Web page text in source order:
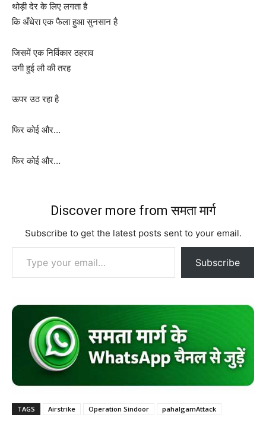
थोड़ी देर के लिए लगता है
कि अँधेरा एक फैला हुआ सुनसान है
जिसमें एक निर्विकार ठहराव
उगी हुई लौ की तरह
ऊपर उठ रहा है
फिर कोई और…
फिर कोई और…
Discover more from समता मार्ग
Subscribe to get the latest posts sent to your email.
Type your email…
Subscribe
TAGS Airstrike Operation Sindoor pahalgamAttack